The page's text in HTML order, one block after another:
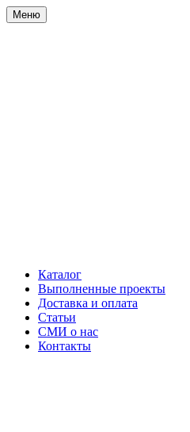
Меню
Каталог
Выполненные проекты
Доставка и оплата
Статьи
СМИ о нас
Контакты